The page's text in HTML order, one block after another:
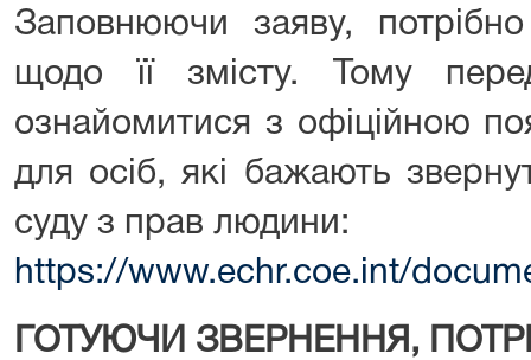
Заповнюючи заяву,
щодо її змісту. Тому
ознайомитися з офіційною
для осіб, які бажають
суду з прав людини:
https://www.echr.coe.int/
ГОТУЮЧИ ЗВЕРНЕННЯ,